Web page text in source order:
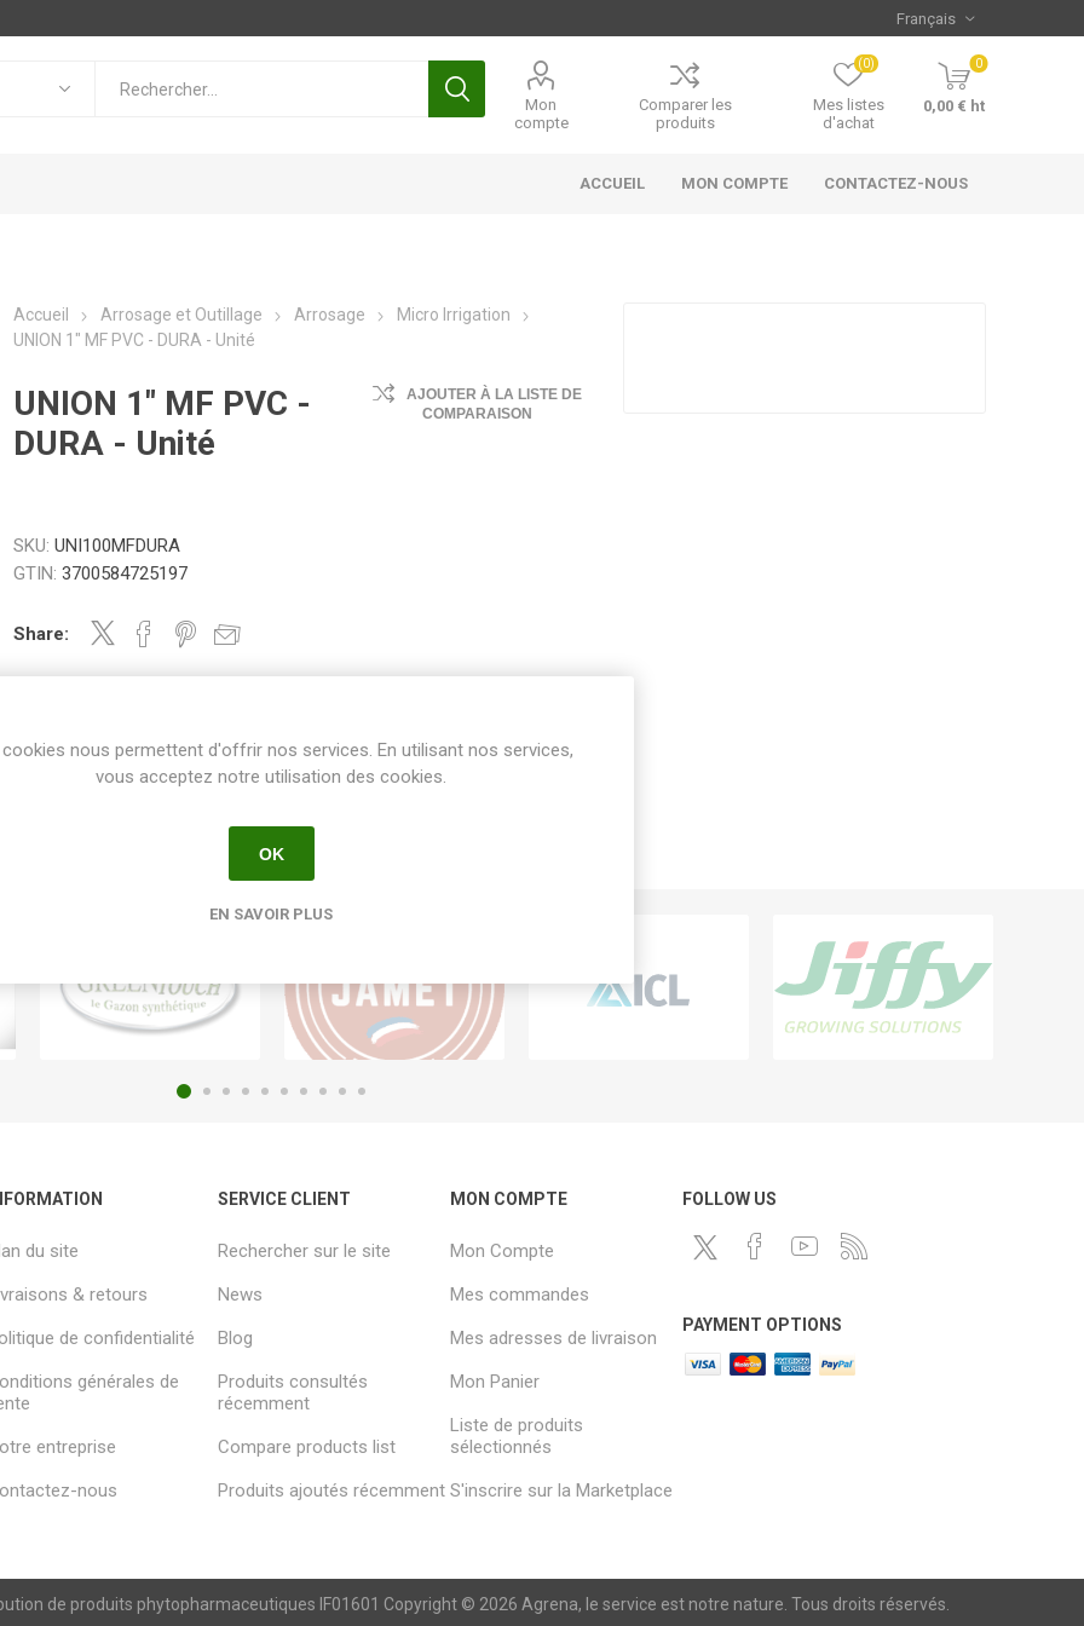
Mon
compte
Comparer les
produits
Mes listes
d'achat
(0) 0
0,00 € ht
ACCUEIL MON COMPTE CONTACTEZ-NOUS
Accueil Arrosage et Outillage Arrosage
Micro Irrigation
UNION 1" MF PVC - DURA - Unité
UNION 1" MF PVC -
DURA - Unité
AJOUTER À LA LISTE DE
COMPARAISON
SKU: UNI100MFDURA
GTIN: 3700584725197
Share:
du site
& retours
de confidentialité
générales de
entreprise
nous
SERVICE CLIENT
Rechercher sur le site
News
Blog
Produits consultés
récemment
Compare products list
Produits ajoutés récemment
MON COMPTE
Mon Compte
Mes commandes
Mes adresses de livraison
Mon Panier
Liste de produits
sélectionnés
S'inscrire sur la Marketplace
FOLLOW US
PAYMENT OPTIONS
de produits phytopharmaceutiques IF01601 Copyright © 2026 Agrena, le service est notre nature. Tous droits réservés.
nous permettent d'offrir nos services. En utilisant nos services,
vous acceptez notre utilisation des cookies.
OK
EN SAVOIR PLUS